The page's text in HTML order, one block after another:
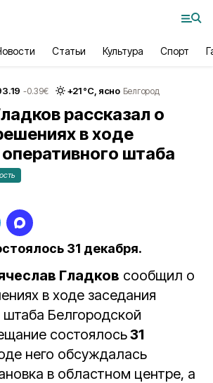
Статьи Культура Спорт
-0.39€ +21°С, ясно Белгород
рассказал о
в ходе
штаба
31 декабря.
Гладков сообщил о
в ходе заседания
штаба Белгородской
состоялось31
него обсуждалась
в областном центре, а